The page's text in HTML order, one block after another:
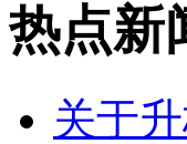
热点新
关于